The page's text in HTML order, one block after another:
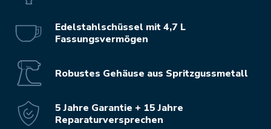
Edelstahlschüssel mit 4,7 L
Fassungsvermögen
Robustes Gehäuse aus Spritzgussmetall
5 Jahre Garantie + 15 Jahre
Reparaturversprechen